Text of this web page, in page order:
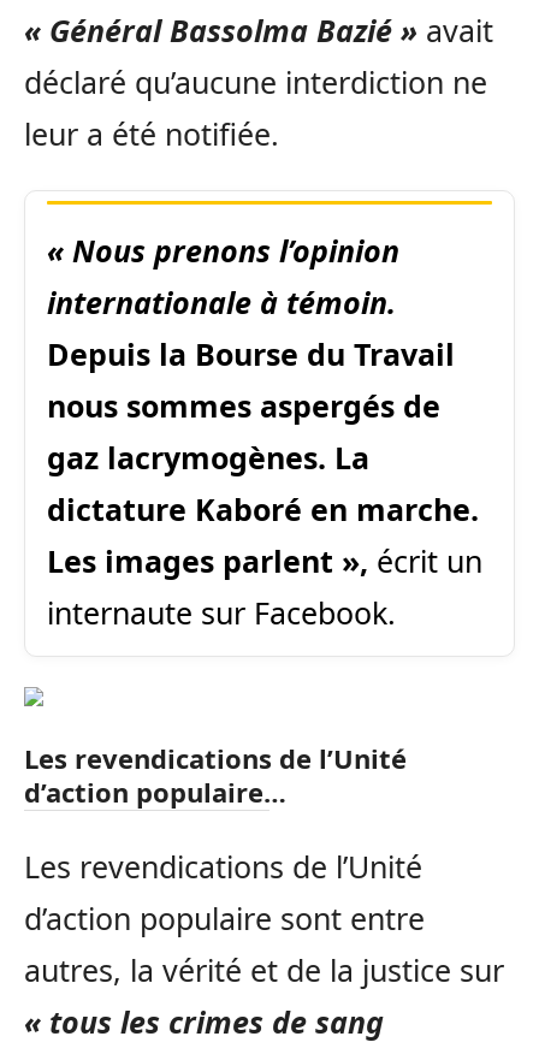
« Général Bassolma Bazié » avait
déclaré qu’aucune interdiction ne
leur a été notifiée.
« Nous prenons l’opinion
internationale à témoin.
Depuis la Bourse du Travail
nous sommes aspergés de
gaz lacrymogènes. La
dictature Kaboré en marche.
Les images parlent », écrit un
internaute sur Facebook.
Les revendications de l’Unité
d’action populaire…
Les revendications de l’Unité
d’action populaire sont entre
autres, la vérité et de la justice sur
« tous les crimes de sang